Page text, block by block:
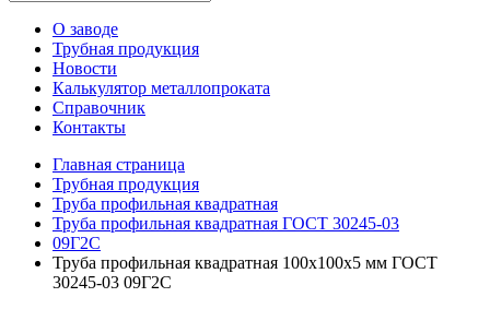
О заводе
Трубная продукция
Новости
Калькулятор металлопроката
Справочник
Контакты
Главная страница
Трубная продукция
Труба профильная квадратная
Труба профильная квадратная ГОСТ 30245-03
09Г2С
Труба профильная квадратная 100x100x5 мм ГОСТ
30245-03 09Г2С